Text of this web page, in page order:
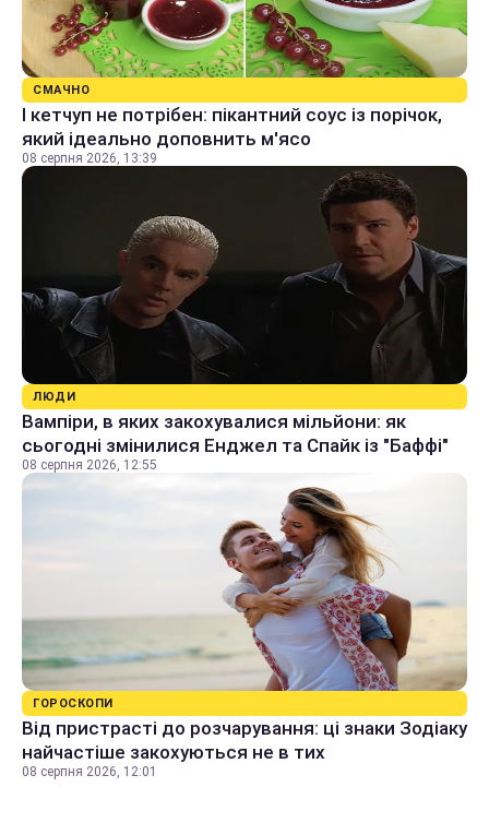
СМАЧНО
І кетчуп не потрібен: пікантний соус із порічок,
який ідеально доповнить м'ясо
08 серпня 2026, 13:39
ЛЮДИ
Вампіри, в яких закохувалися мільйони: як
сьогодні змінилися Енджел та Спайк із "Баффі"
08 серпня 2026, 12:55
ГОРОСКОПИ
Від пристрасті до розчарування: ці знаки Зодіаку
найчастіше закохуються не в тих
08 серпня 2026, 12:01